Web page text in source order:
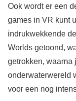
Ook wordt er een
games in VR kunt
indrukwekkende
Worlds getoond,
getrokken, waarna
onderwaterwereld
voor een nog